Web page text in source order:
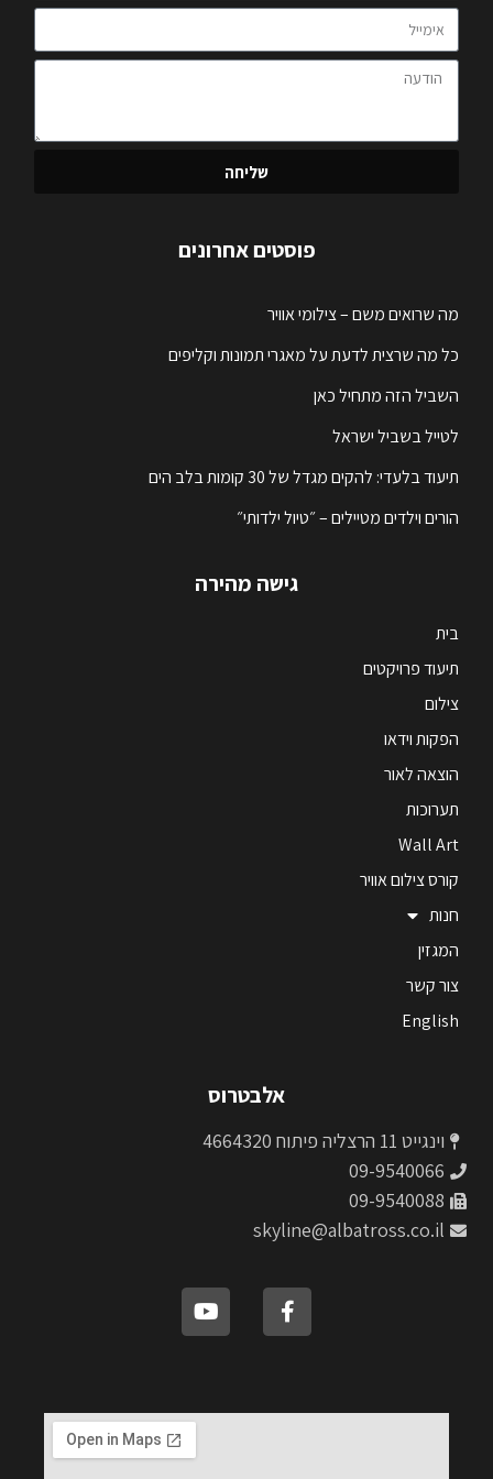
שליחה
פוסטים אחרונים
מה שרואים משם – צילומי אוויר
כל מה שרצית לדעת על מאגרי תמונות וקליפים
השביל הזה מתחיל כאן
לטייל בשביל ישראל
תיעוד בלעדי: להקים מגדל של 30 קומות בלב הים
הורים וילדים מטיילים – ״טיול ילדותי״
גישה מהירה
בית
תיעוד פרויקטים
צילום
הפקות וידאו
הוצאה לאור
תערוכות
Wall Art
קורס צילום אוויר
חנות
המגזין
צור קשר
English
אלבטרוס
וינגייט 11 הרצליה פיתוח 4664320
09-9540066
09-9540088
skyline@albatross.co.il